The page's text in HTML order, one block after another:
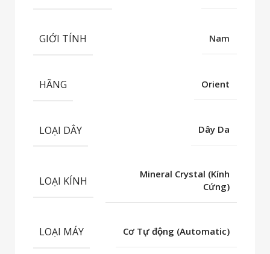
GIỚI TÍNH Nam
HÃNG Orient
LOẠI DÂY Dây Da
LOẠI KÍNH
Mineral Crystal (Kính
Cứng)
LOẠI MÁY Cơ Tự động (Automatic)